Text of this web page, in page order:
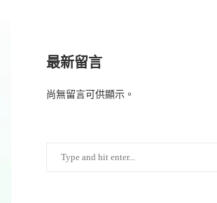
最新留言
尚無留言可供顯示。